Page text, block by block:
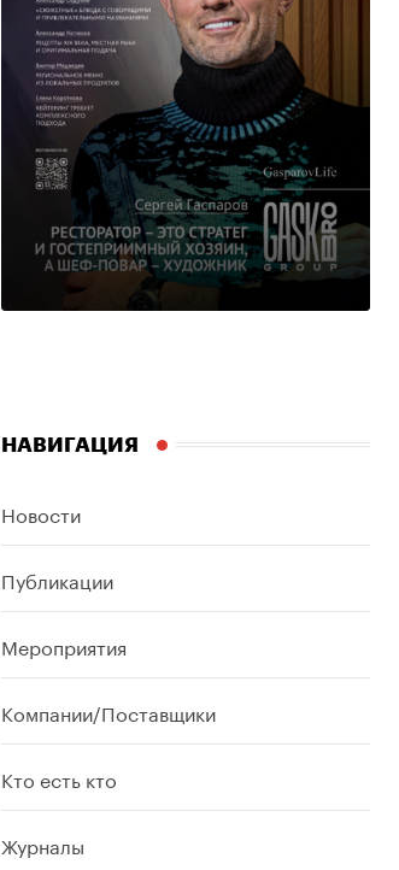
НАВИГАЦИЯ
Новости
Публикации
Мероприятия
Компании/Поставщики
Кто есть кто
Журналы